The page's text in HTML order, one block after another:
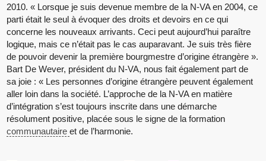
2010. « Lorsque je suis devenue membre de la N-VA en 2004, ce
parti était le seul à évoquer des droits et devoirs en ce qui
concerne les nouveaux arrivants. Ceci peut aujourd’hui paraître
logique, mais ce n’était pas le cas auparavant. Je suis très fière
de pouvoir devenir la première bourgmestre d’origine étrangère ».
Bart De Wever, président du N-VA, nous fait également part de
sa joie : « Les personnes d’origine étrangère peuvent également
aller loin dans la société. L’approche de la N-VA en matière
d’intégration s’est toujours inscrite dans une démarche
résolument positive, placée sous le signe de la formation
communautaire et de l’harmonie.